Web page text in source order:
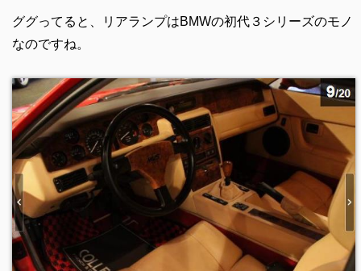
ググってると、リアランプはBMWの初代３シリーズのモノ
なのですね。